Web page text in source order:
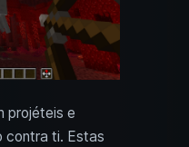
projéteis e
contra ti. Estas